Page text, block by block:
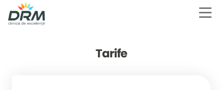
Tarife